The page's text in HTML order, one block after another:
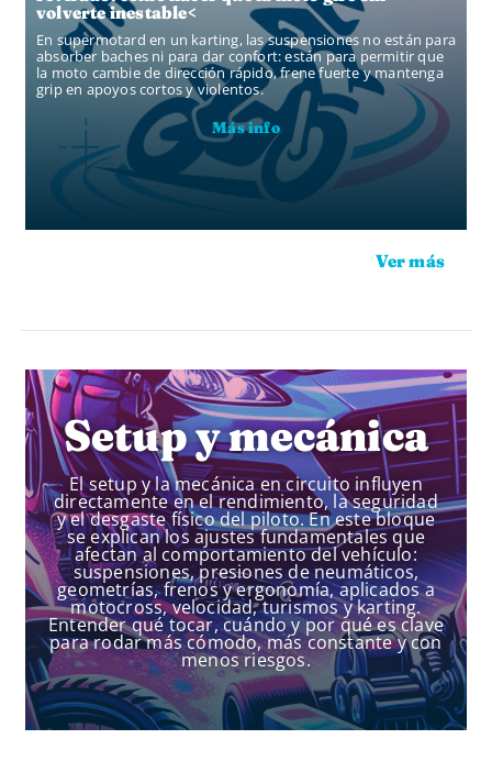
volverte inestable<
En supermotard en un karting, las suspensiones no están para
absorber baches ni para dar confort: están para permitir que
la moto cambie de dirección rápido, frene fuerte y mantenga
grip en apoyos cortos y violentos.
Más info
Ver más
Setup y mecánica
El setup y la mecánica en circuito influyen
directamente en el rendimiento, la seguridad
y el desgaste físico del piloto. En este bloque
se explican los ajustes fundamentales que
afectan al comportamiento del vehículo:
suspensiones, presiones de neumáticos,
geometrías, frenos y ergonomía, aplicados a
motocross, velocidad, turismos y karting.
Entender qué tocar, cuándo y por qué es clave
para rodar más cómodo, más constante y con
menos riesgos.